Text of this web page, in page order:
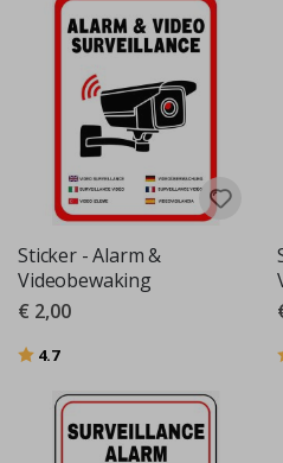
Sticker - Alarm &
Videobewaking
€ 2,00
Beoordeling:
4.7uit 5 sterren